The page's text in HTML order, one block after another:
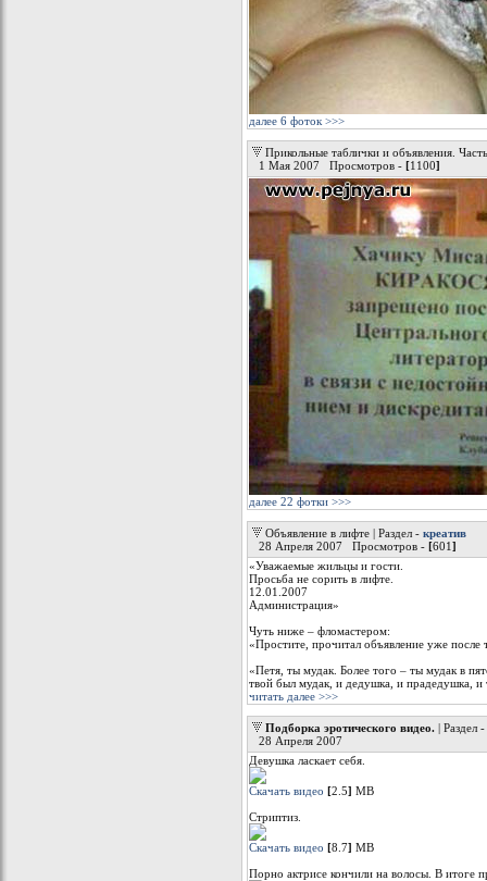
далее 6 фоток >>>
Прикольные таблички и объявления.
1 Мая 2007 Просмотров - [1100]
далее 22 фотки >>>
Объявление в лифте | Раздел - креатив
28 Апреля 2007 Просмотров - [601]
«Уважаемые жильцы и гости.
Просьба не сорить в лифте.
12.01.2007
Администрация»
Чуть ниже – фломастером:
«Простите, прочитал объявление уже
«Петя, ты мудак. Более того – ты мудак в
твой был мудак, и дедушка, и прадедушка, и
читать далее >>>
Подборка эротического видео. | Раздел -
28 Апреля 2007
Девушка ласкает себя.
Скачать видео [2.5] МB
Стриптиз.
Скачать видео [8.7] МB
Порно актрисе кончили на волосы. В итоге